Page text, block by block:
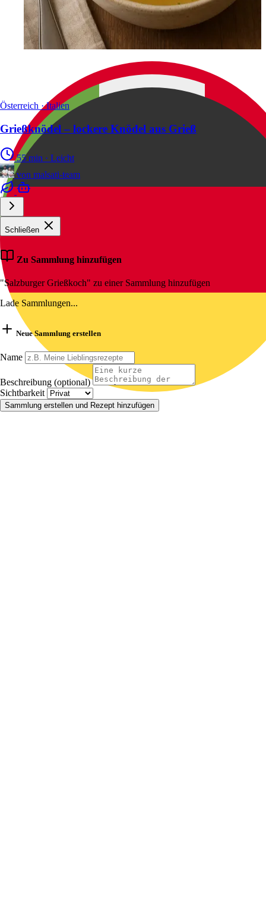
Österreich · Italien
Grießknödel – lockere Knödel aus Grieß
55 min · Leicht
von malsati-team
Schließen
Zu Sammlung hinzufügen
"Salzburger Grießkoch" zu einer Sammlung hinzufügen
Lade Sammlungen...
Neue Sammlung erstellen
Name
Beschreibung (optional)
Sichtbarkeit
Sammlung erstellen und Rezept hinzufügen